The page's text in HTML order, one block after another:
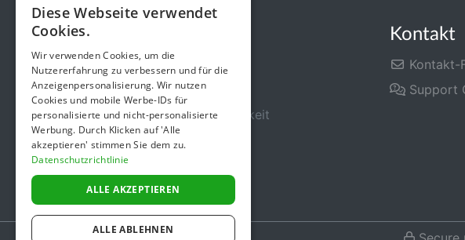
Gebühren
Über uns
Sicherheit und Zuverlässigkeit
Nutzungsbedingungen
Datenschutz
Impressum
Kontakt
Kontakt-
Support
GERMAN
Diese Webseite verwendet
Cookies.
Wir verwenden Cookies, um die
Nutzererfahrung zu verbessern und für die
Anzeigenpersonalisierung. Wir nutzen
Cookies und mobile Werbe-IDs für
personalisierte und nicht-personalisierte
Werbung. Durch Klicken auf 'Alle
akzeptieren' stimmen Sie dem zu.
Datenschutzrichtlinie
ALLE AKZEPTIEREN
ALLE ABLEHNEN